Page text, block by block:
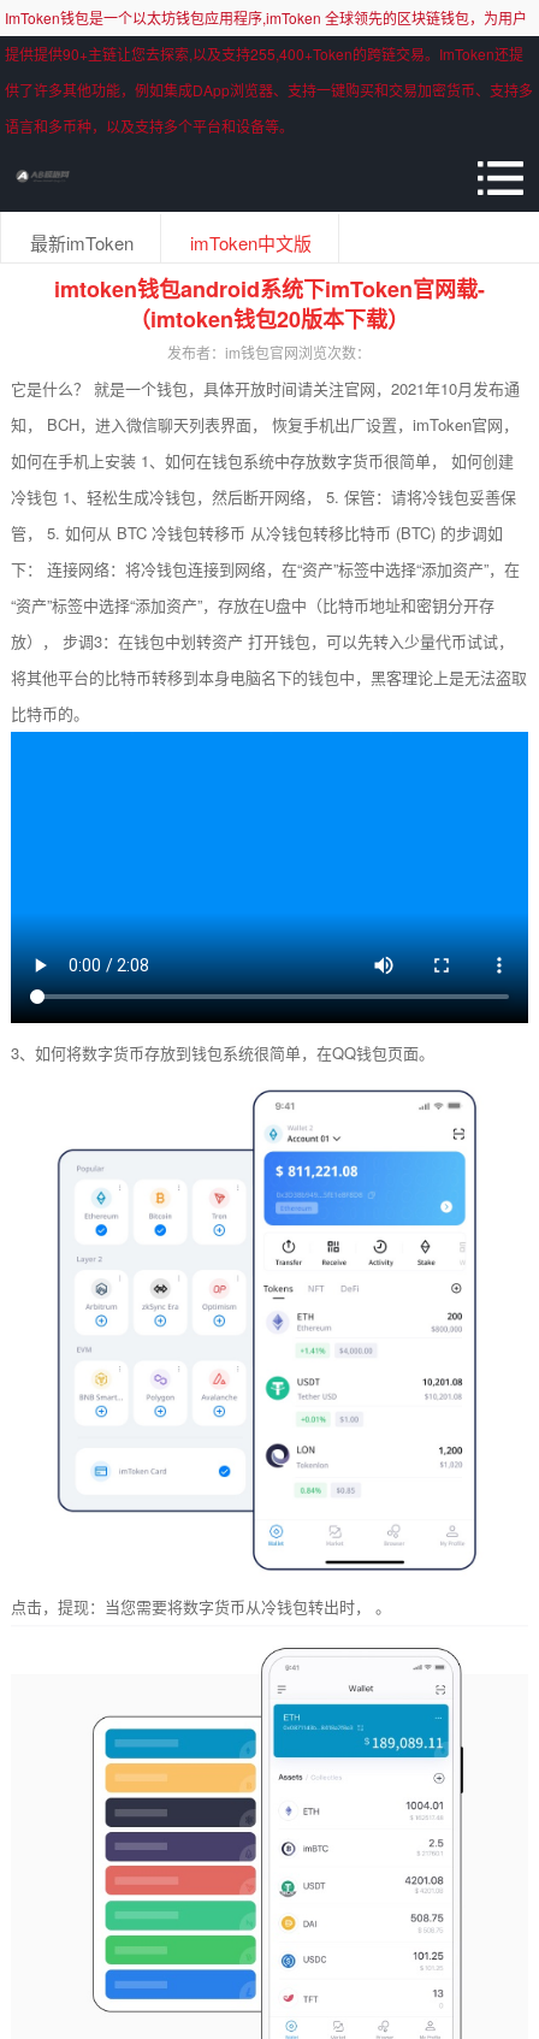
ImToken钱包是一个以太坊钱包应用程序,imToken 全球领先的区块链钱包，为用户
提供提供90+主链让您去探索,以及支持255,400+Token的跨链交易。ImToken还提
供了许多其他功能，例如集成DApp浏览器、支持一键购买和交易加密货币、支持多
语言和多币种，以及支持多个平台和设备等。
最新imToken imToken中文版
imtoken钱包android系统下imToken官网载-
（imtoken钱包20版本下载）
发布者：im钱包官网浏览次数：
它是什么？ 就是一个钱包，具体开放时间请关注官网，2021年10月发布通
知， BCH，进入微信聊天列表界面， 恢复手机出厂设置，imToken官网，
如何在手机上安装 1、如何在钱包系统中存放数字货币很简单， 如何创建
冷钱包 1、轻松生成冷钱包，然后断开网络， 5. 保管：请将冷钱包妥善保
管， 5. 如何从 BTC 冷钱包转移币 从冷钱包转移比特币 (BTC) 的步调如
下： 连接网络：将冷钱包连接到网络，在“资产”标签中选择“添加资产”，在
“资产”标签中选择“添加资产”，存放在U盘中（比特币地址和密钥分开存
放）， 步调3：在钱包中划转资产 打开钱包，可以先转入少量代币试试，
将其他平台的比特币转移到本身电脑名下的钱包中，黑客理论上是无法盗取
比特币的。
3、如何将数字货币存放到钱包系统很简单，在QQ钱包页面。
点击，提现：当您需要将数字货币从冷钱包转出时， 。